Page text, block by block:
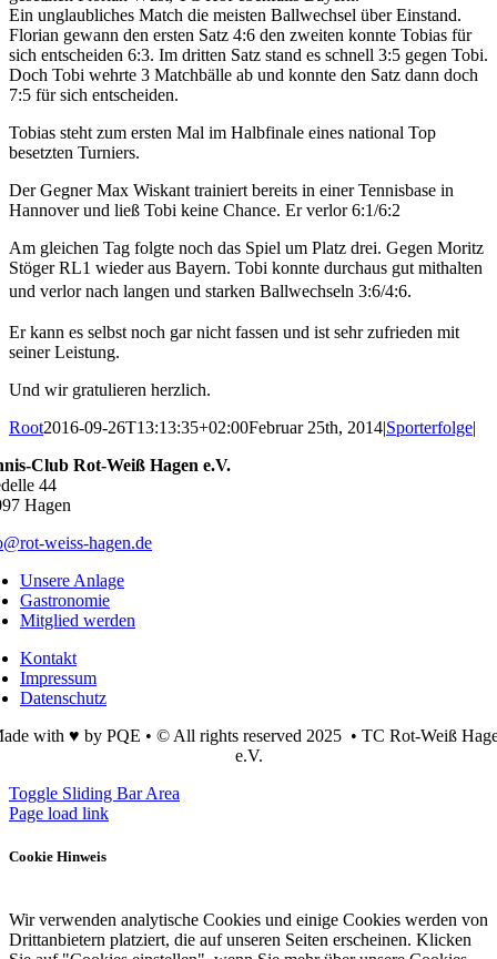
Ein unglaubliches Match die meisten Ballwechsel über Einstand.
Florian gewann den ersten Satz 4:6 den zweiten konnte Tobias für
sich entscheiden 6:3. Im dritten Satz stand es schnell 3:5 gegen Tobi.
Doch Tobi wehrte 3 Matchbälle ab und konnte den Satz dann doch
7:5 für sich entscheiden.
Tobias steht zum ersten Mal im Halbfinale eines national Top
besetzten Turniers.
Der Gegner Max Wiskant trainiert bereits in einer Tennisbase in
Hannover und ließ Tobi keine Chance. Er verlor 6:1/6:2
Am gleichen Tag folgte noch das Spiel um Platz drei. Gegen Moritz
Stöger RL1 wieder aus Bayern. Tobi konnte durchaus gut mithalten
und verlor nach langen und starken Ballwechseln 3:6/4:6.
Er kann es selbst noch gar nicht fassen und ist sehr zufrieden mit
seiner Leistung.
Und wir gratulieren herzlich.
Root2016-09-26T13:13:35+02:00Februar 25th, 2014|Sporterfolge|
Club Rot-Weiß Hagen e.V.
44
Hagen
weiss-hagen.de
Unsere Anlage
Gastronomie
Mitglied werden
Kontakt
Impressum
Datenschutz
with ♥ by PQE • © All rights reserved 2025 • TC Rot-Weiß
e.V.
Toggle Sliding Bar Area
Page load link
Cookie Hinweis
Wir verwenden analytische Cookies und einige Cookies werden von
Drittanbietern platziert, die auf unseren Seiten erscheinen. Klicken